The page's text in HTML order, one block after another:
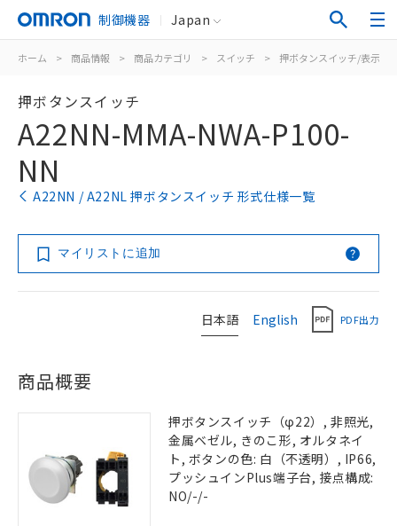
制御機器 Japan
ホーム > 商品情報 > 商品カテゴリ > スイッチ > 押ボタンスイッチ/表示灯
押ボタンスイッチ
A22NN-MMA-NWA-P100-
NN
A22NN / A22NL 押ボタンスイッチ 形式仕様一覧
マイリストに追加
日本語 English PDF出力
商品概要
押ボタンスイッチ（φ22）, 非照光,
金属ベゼル, きのこ形, オルタネイ
ト, ボタンの色: 白（不透明）, IP66,
プッシュインPlus端子台, 接点構成:
NO/-/-